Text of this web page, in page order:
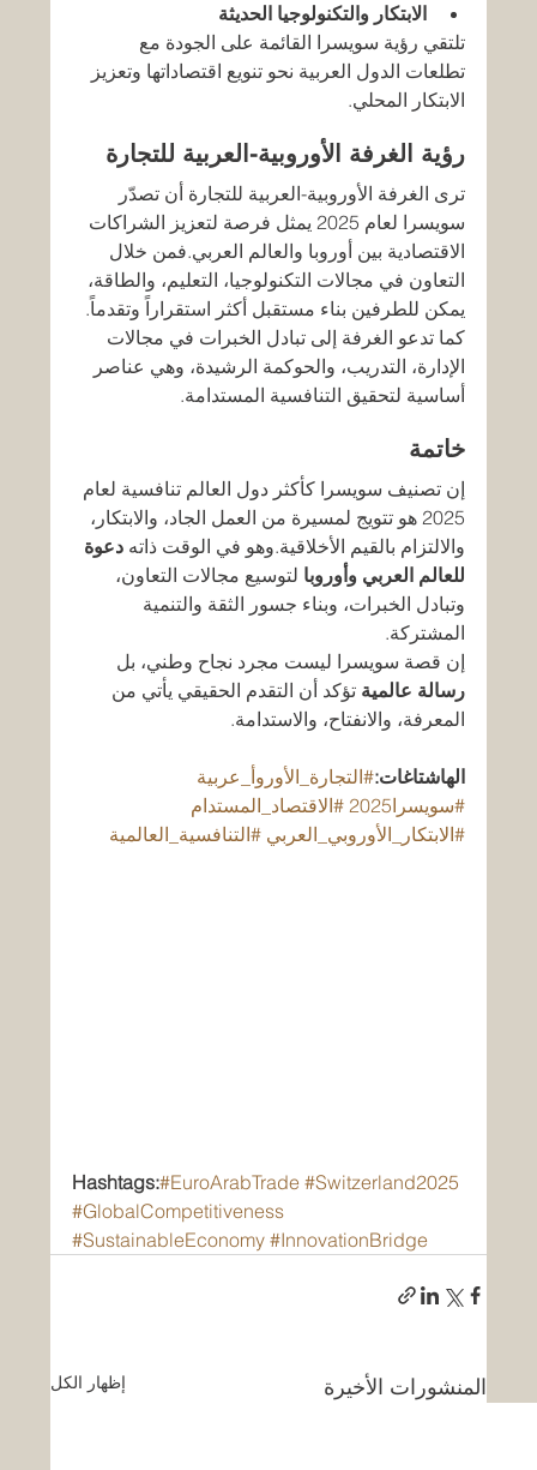
الابتكار والتكنولوجيا الحديثة
تلتقي رؤية سويسرا القائمة على الجودة مع
تطلعات الدول العربية نحو تنويع اقتصاداتها وتعزيز
الابتكار المحلي.
رؤية الغرفة الأوروبية-العربية للتجارة
ترى الغرفة الأوروبية-العربية للتجارة أن تصدّر
سويسرا لعام 2025 يمثل فرصة لتعزيز الشراكات
الاقتصادية بين أوروبا والعالم العربي.فمن خلال
التعاون في مجالات التكنولوجيا، التعليم، والطاقة،
يمكن للطرفين بناء مستقبل أكثر استقراراً وتقدماً.
كما تدعو الغرفة إلى تبادل الخبرات في مجالات
الإدارة، التدريب، والحوكمة الرشيدة، وهي عناصر
أساسية لتحقيق التنافسية المستدامة.
خاتمة
إن تصنيف سويسرا كأكثر دول العالم تنافسية لعام
2025 هو تتويج لمسيرة من العمل الجاد، والابتكار،
والالتزام بالقيم الأخلاقية.وهو في الوقت ذاته دعوة
للعالم العربي وأوروبا لتوسيع مجالات التعاون،
وتبادل الخبرات، وبناء جسور الثقة والتنمية
المشتركة.
إن قصة سويسرا ليست مجرد نجاح وطني، بل
رسالة عالمية تؤكد أن التقدم الحقيقي يأتي من
المعرفة، والانفتاح، والاستدامة.
الهاشتاغات:#التجارة_الأوروأ_عربية
#سويسرا2025
#الاقتصاد_المستدام
#الابتكار_الأوروبي_العربي #التنافسية_العالمية
Hashtags:#EuroArabTrade #Switzerland2025
#GlobalCompetitiveness
#SustainableEconomy #InnovationBridge
المنشورات الأخيرة إظهار الكل